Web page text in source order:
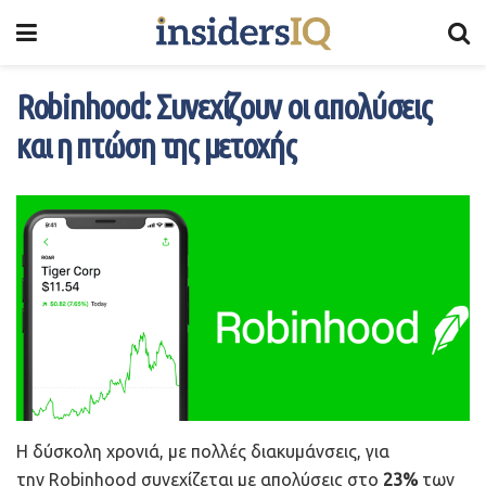
Robinhood: Συνεχίζουν οι απολύσεις
και η πτώση της μετοχής
Η δύσκολη χρονιά, με πολλές διακυμάνσεις, για
την Robinhood συνεχίζεται με απολύσεις στο 23%των